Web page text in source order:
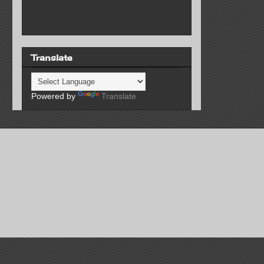
Translate
Powered by Translate